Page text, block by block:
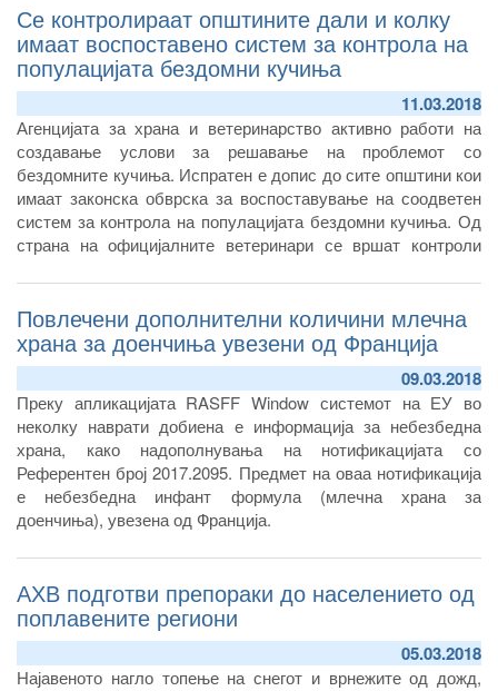
Се контролираат општините дали и колку
имаат воспоставено систем за контрола на
популацијата бездомни кучиња
11.03.2018
Агенцијата за храна и ветеринарство активно работи на
создавање услови за решавање на проблемот со
бездомните кучиња. Испратен е допис до сите општини кои
имаат законска обврска за воспоставување на соодветен
систем за контрола на популацијата бездомни кучиња. Од
страна на официјалните ветеринари се вршат контроли
програми за контрола на популацијата бездомни кучиња и
во која фаза на реализација се во делот на изградба на
прифатилишта за бездомни животни, како најсоодветен
систем за контрола на популација на кучиња кој општините
Повлечени дополнителни количини млечна
храна за доенчиња увезени од Франција
09.03.2018
Преку апликацијата RASFF Window системот на ЕУ во
неколку наврати добиена е информација за небезбедна
храна, како надополнувања на нотификацијата со
Референтен број 2017.2095. Предмет на оваа нотификација
е небезбедна инфант формула (млечна храна за
доенчиња), увезена од Франција.
АХВ подготви препораки до населението од
поплавените региони
05.03.2018
Најавеното нагло топење на снегот и врнежите од дожд,